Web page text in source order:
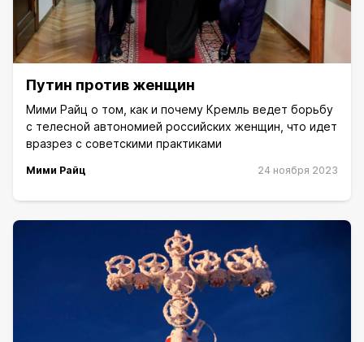
Путин против женщин
Мими Рaйц о том, как и почему Кремль ведет борьбу
с телесной автономией российских женщин, что идет
вразрез с советскими практиками
Мими Райц 24 ноября 2023